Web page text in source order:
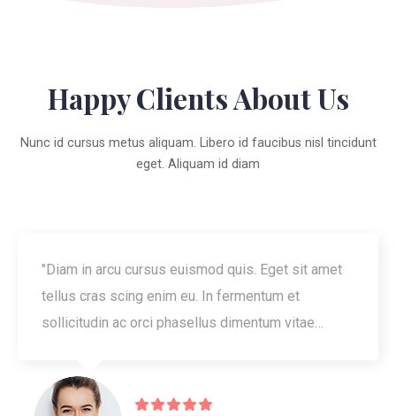
Happy Clients About Us
Nunc id cursus metus aliquam. Libero id faucibus nisl tincidunt
eget. Aliquam id diam
"Diam in arcu cursus euismod quis. Eget sit amet
tellus cras scing enim eu. In fermentum et
sollicitudin ac orci phasellus dimentum vitae